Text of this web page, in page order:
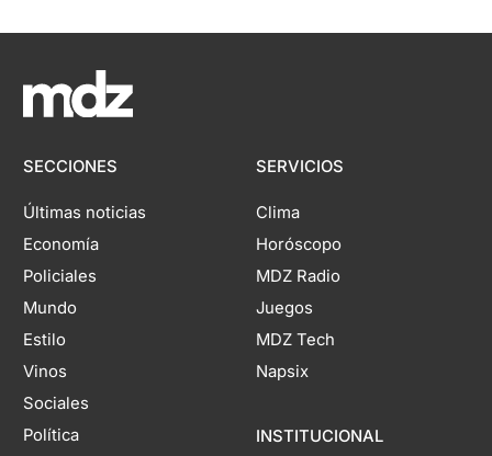
SECCIONES
Últimas noticias
Economía
Policiales
Mundo
Estilo
Vinos
Sociales
Política
SERVICIOS
Clima
Horóscopo
MDZ Radio
Juegos
MDZ Tech
Napsix
INSTITUCIONAL